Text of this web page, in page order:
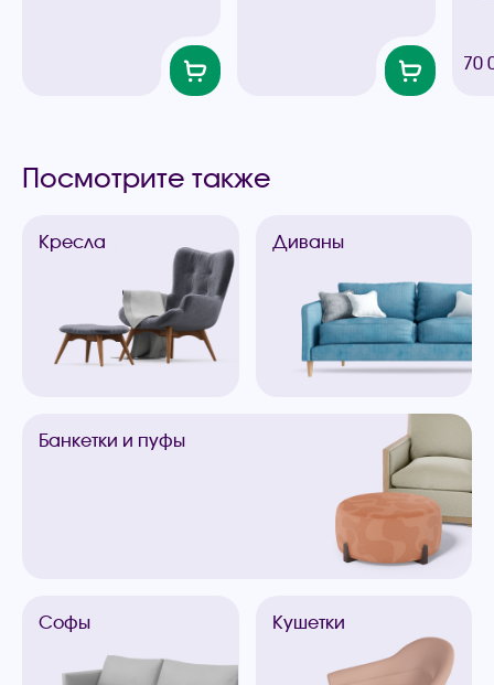
70
Посмотрите также
Кресла Диваны
Банкетки и пуфы
Софы Кушетки